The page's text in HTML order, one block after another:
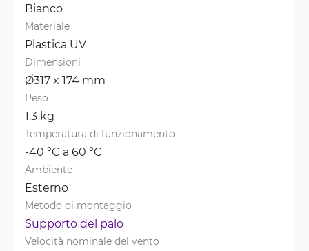
Bianco
Materiale
Plastica UV
Dimensioni
Ø317 x 174 mm
Peso
1.3 kg
Temperatura di funzionamento
-40 °C a 60 °C
Ambiente
Esterno
Metodo di montaggio
Supporto del palo
Velocità nominale del vento